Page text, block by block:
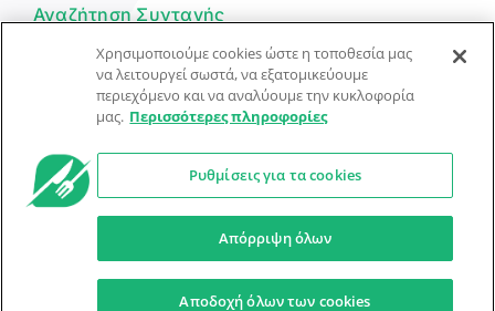
Αναζήτηση Συνταγής
Υποβολή Συνταγής
Φόρμα Επικοινωνίας
© Dorpon • Μηχανή αναζήτησης για …καλοφαγάδες!
Προστασία Προσωπικών Δεδομένων Όροι Xρήσης
Ο βοηθός μπορεί να κάνει λάθη — ελέγξτε τις συνταγές.
Χρησιμοποιούμε cookies ώστε η τοποθεσία μας
να λειτουργεί σωστά, να εξατομικεύουμε
περιεχόμενο και να αναλύουμε την κυκλοφορία
μας. Περισσότερες πληροφορίες
Ρυθμίσεις για τα cookies
Απόρριψη όλων
Αποδοχή όλων των cookies